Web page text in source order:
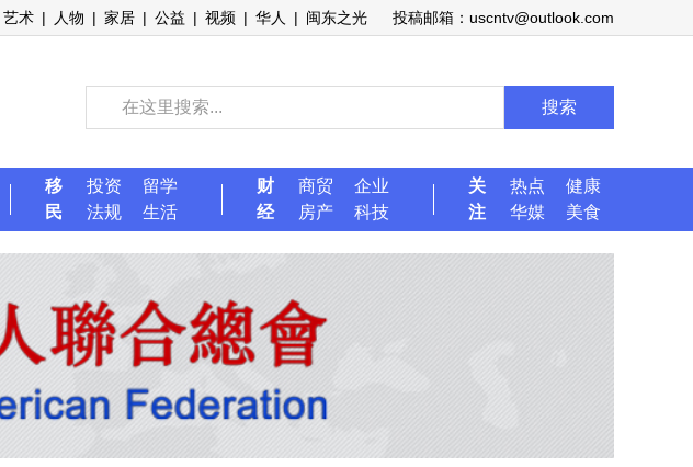
艺术 | 人物 | 家居 | 公益 | 视频 | 华人 | 闽东之光 投稿邮箱：uscntv@outlook.com
搜索
移
民
投资
留学
法规
生活
财
经
商贸
企业
房产
科技
关
注
热点
健康
华媒
美食